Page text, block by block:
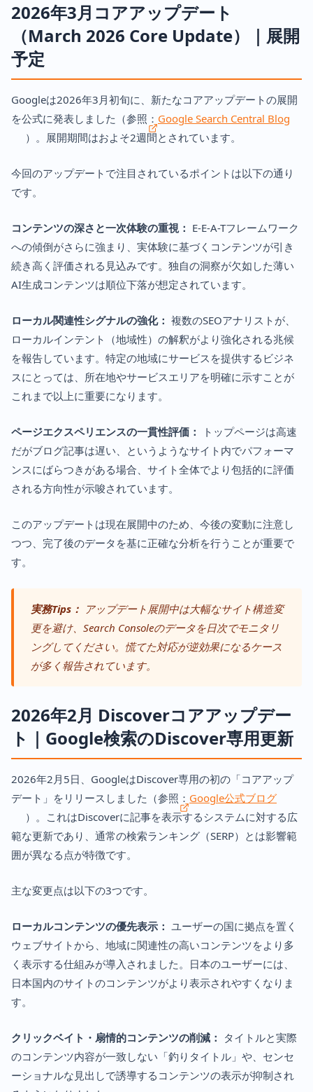
2026年3月コアアップデート
（March 2026 Core Update）｜展開
予定
Googleは2026年3月初旬に、新たなコアアップデートの展開
を公式に発表しました（参照： Google Search Central Blog
）。展開期間はおよそ2週間とされています。
今回のアップデートで注目されているポイントは以下の通り
です。
コンテンツの深さと一次体験の重視： E-E-A-Tフレームワーク
への傾倒がさらに強まり、実体験に基づくコンテンツが引き
続き高く評価される見込みです。独自の洞察が欠如した薄い
AI生成コンテンツは順位下落が想定されています。
ローカル関連性シグナルの強化： 複数のSEOアナリストが、
ローカルインテント（地域性）の解釈がより強化される兆候
を報告しています。特定の地域にサービスを提供するビジネ
スにとっては、所在地やサービスエリアを明確に示すことが
これまで以上に重要になります。
ページエクスペリエンスの一貫性評価：
トップページは高速
だがブログ記事は遅い、というようなサイト内でパフォーマ
ンスにばらつきがある場合、サイト全体でより包括的に評価
される方向性が示唆されています。
このアップデートは現在展開中のため、今後の変動に注意し
つつ、完了後のデータを基に正確な分析を行うことが重要で
す。
実務Tips： アップデート展開中は大幅なサイト構造変
更を避け、Search Consoleのデータを日次でモニタリ
ングしてください。慌てた対応が逆効果になるケース
が多く報告されています。
2026年2月 Discoverコアアップデー
ト｜Google検索のDiscover専用更新
2026年2月5日、GoogleはDiscover専用の初の「コアアップ
デート」をリリースしました（参照： Google公式ブログ
）。これはDiscoverに記事を表示するシステムに対する広
範な更新であり、通常の検索ランキング（SERP）とは影響範
囲が異なる点が特徴です。
主な変更点は以下の3つです。
ローカルコンテンツの優先表示： ユーザーの国に拠点を置く
ウェブサイトから、地域に関連性の高いコンテンツをより多
く表示する仕組みが導入されました。日本のユーザーには、
日本国内のサイトのコンテンツがより表示されやすくなりま
す。
クリックベイト・扇情的コンテンツの削減： タイトルと実際
のコンテンツ内容が一致しない「釣りタイトル」や、センセ
ーショナルな見出しで誘導するコンテンツの表示が抑制され